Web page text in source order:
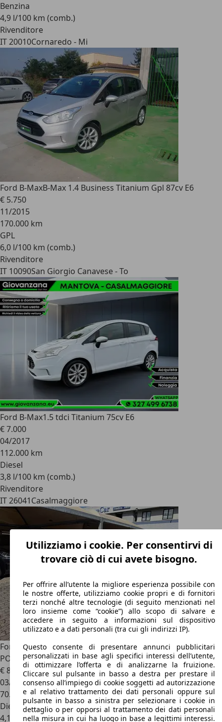
Benzina
4,9 l/100 km (comb.)
Rivenditore
IT 20010Cornaredo - Mi
Ford B-MaxB-Max 1.4 Business Titanium Gpl 87cv E6
€ 5.750
11/2015
170.000 km
GPL
6,0 l/100 km (comb.)
Rivenditore
IT 10090San Giorgio Canavese - To
Ford B-Max1.5 tdci Titanium 75cv E6
€ 7.000
04/2017
112.000 km
Diesel
3,8 l/100 km (comb.)
Rivenditore
IT 26041Casalmaggiore
Ford B-Max1.5 tdci E6 Plus UNICO PROPRIETARIO SENSORI
POST.
€ 8.900
03/2016
70.000 km
Diesel
4,1 l/100 km (comb.)
Utilizziamo i cookie. Per consentirvi di
trovare ciò di cui avete bisogno.
Per offrire all’utente la migliore esperienza possibile con
le nostre offerte, utilizziamo cookie propri e di fornitori
terzi nonché altre tecnologie (di seguito menzionati nel
loro insieme come “cookie”) allo scopo di salvare e
accedere in seguito a informazioni sul dispositivo
utilizzato e a dati personali (tra cui gli indirizzi IP).
Questo consente di presentare annunci pubblicitari
personalizzati in base agli specifici interessi dell’utente,
di ottimizzare l’offerta e di analizzarne la fruizione.
Cliccare sul pulsante in basso a destra per prestare il
consenso all’impiego di cookie soggetti ad autorizzazione
e al relativo trattamento dei dati personali oppure sul
pulsante in basso a sinistra per selezionare i cookie in
dettaglio o per opporsi al trattamento dei dati personali
nella misura in cui ha luogo in base a legittimi interessi.